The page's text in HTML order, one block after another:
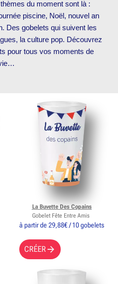
du moment sont là :
piscine, Noël, nouvel an
Des gobelets qui suivent les
la culture pop. Découvrez
pour tous vos moments de
à partir de 29,88€ / 10 gobelets
CRÉER
La Buvette Des Copains
Gobelet Fête Entre Amis